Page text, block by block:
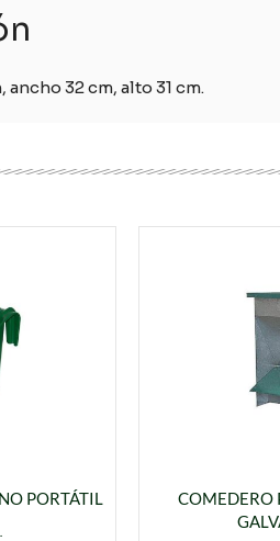
32 cm, alto 31 cm.
PORTÁTIL
COMEDERO